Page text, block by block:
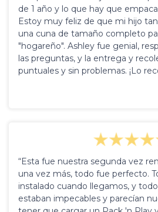
de 1 año y lo que hay que
Estoy muy feliz de que mi hijo
una cuna de tamaño completo
"hogareño". Ashley fue genial,
las preguntas, y la entrega y
puntuales y sin problemas. ¡Lo
“Esta fue nuestra segunda vez
una vez más, todo fue perfecto.
instalado cuando llegamos, y
estaban impecables y parecían